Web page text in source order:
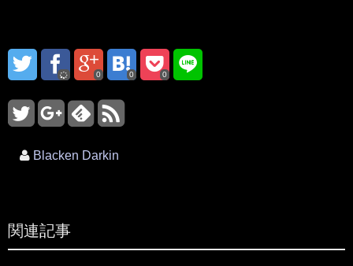
0 0 0
Blacken Darkin
関連記事